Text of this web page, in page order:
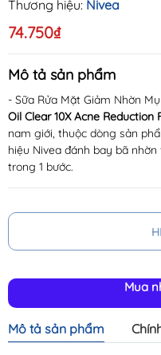
Thương hiệu: Nivea
74.750₫
Mô tả sản phẩm
- Sữa Rửa Mặt Giảm Nhờn
Oil Clear 10X Acne Reduction
nam giới, thuộc dòng sản
hiệu Nivea đánh bay bã
trong 1 bước.
Mua
Mô tả sản phẩm